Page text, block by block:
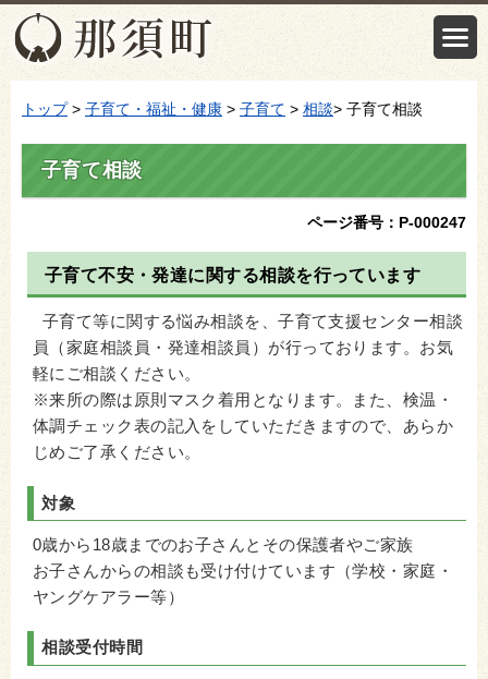
トップ> 子育て・福祉・健康 > 子育て > 相談> 子育て相談
子育て相談
ページ番号：P-000247
子育て不安・発達に関する相談を行っています
子育て等に関する悩み相談を、子育て支援センター相談
員（家庭相談員・発達相談員）が行っております。お気
軽にご相談ください。
※来所の際は原則マスク着用となります。また、検温・
体調チェック表の記入をしていただきますので、あらか
じめご了承ください。
対象
0歳から18歳までのお子さんとその保護者やご家族
お子さんからの相談も受け付けています（学校・家庭・
ヤングケアラー等）
相談受付時間